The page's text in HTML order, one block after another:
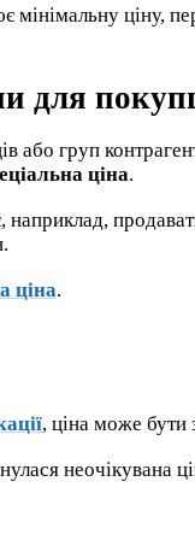
ціну,
для
або груп
ціна.
наприклад,
ціна.
, ціна може бути
неочікувана